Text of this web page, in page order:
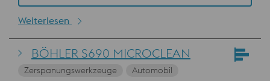
Weiterlesen
BÖHLER S690 MICROCLEAN
Zerspanungswerkzeuge
Automobil